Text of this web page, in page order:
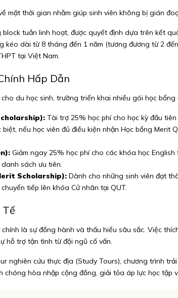
mặt thời gian nhằm giúp sinh viên không bị gián
tuần linh hoạt, được quyết định dựa trên kết
kéo dài từ 8 tháng đến 1 năm (tương đương từ 2
tại Việt Nam.
Hấp Dẫn
du học sinh, trường triển khai nhiều gói học
Tài trợ 25% học phí cho học kỳ đầu
nếu học viên đủ điều kiện nhận Học bổng Merit
Giảm ngay 25% học phí cho các khóa học
sách ưu tiên.
Scholarship): Dành cho những sinh viên đạt
tiếp lên khóa Cử nhân tại QUT.
Tế
là sự đồng hành và thấu hiểu sâu sắc. Việc
hỗ trợ tận tình từ đội ngũ cố vấn.
nghiên cứu thực địa (Study Tours), chương trình
hòa nhập cộng đồng, giải tỏa áp lực học tập